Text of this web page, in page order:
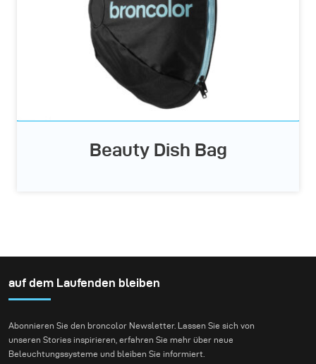
Beauty Dish Bag
auf dem Laufenden bleiben
Abonnieren Sie den broncolor Newsletter. Lassen Sie sich von
unseren Stories inspirieren, erfahren Sie mehr über neue
Beleuchtungssysteme und bleiben Sie informiert.